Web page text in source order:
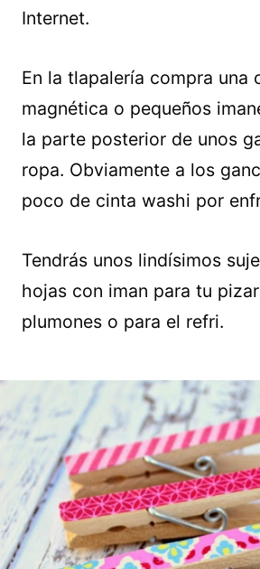
Internet.
En la tlapalería compra una
magnética o pequeños
la parte posterior de unos
ropa. Obviamente a los
poco de cinta washi por
Tendrás unos lindísimos
hojas con iman para tu
plumones o para el refri.